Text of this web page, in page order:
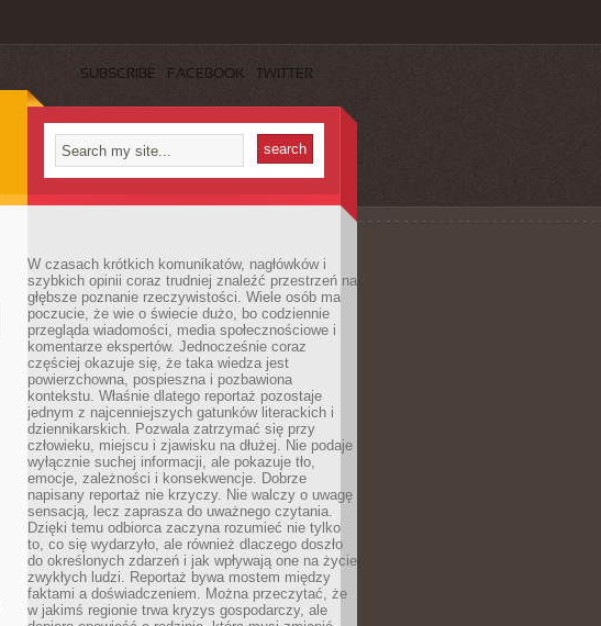
SUBSCRIBE FACEBOOK TWITTER
W czasach krótkich komunikatów, nagłówków i
szybkich opinii coraz trudniej znaleźć przestrzeń na
głębsze poznanie rzeczywistości. Wiele osób ma
poczucie, że wie o świecie dużo, bo codziennie
przegląda wiadomości, media społecznościowe i
komentarze ekspertów. Jednocześnie coraz
częściej okazuje się, że taka wiedza jest
powierzchowna, pospieszna i pozbawiona
kontekstu. Właśnie dlatego reportaż pozostaje
jednym z najcenniejszych gatunków literackich i
dziennikarskich. Pozwala zatrzymać się przy
człowieku, miejscu i zjawisku na dłużej. Nie podaje
wyłącznie suchej informacji, ale pokazuje tło,
emocje, zależności i konsekwencje. Dobrze
napisany reportaż nie krzyczy. Nie walczy o uwagę
sensacją, lecz zaprasza do uważnego czytania.
Dzięki temu odbiorca zaczyna rozumieć nie tylko
to, co się wydarzyło, ale również dlaczego doszło
do określonych zdarzeń i jak wpływają one na życie
zwykłych ludzi. Reportaż bywa mostem między
faktami a doświadczeniem. Można przeczytać, że
w jakimś regionie trwa kryzys gospodarczy, ale